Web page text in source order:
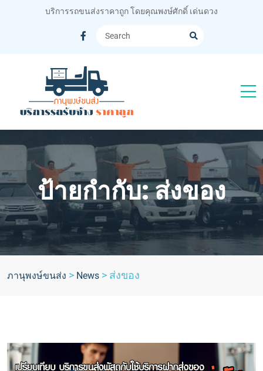
บริการรถขนส่งราคาถูก โดยคุณพงษ์ศักดิ์ เด่นดวง
ป้ายกำกับ:ส่งของ
ภานุพงษ์ขนส่ง > News > ส่งของ